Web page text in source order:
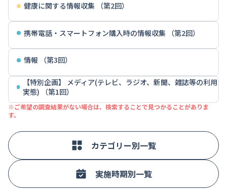
健康に関する情報収集 （第2回）
携帯電話・スマートフォン購入時の情報収集 （第2回）
情報 （第3回）
【特別企画】 メディア(テレビ、ラジオ、新聞、雑誌等の利用
実態) （第1回）
※ご希望の調査結果がない場合は、検索することで見つかることがありま
す。
カテゴリー別一覧
実施時期別一覧